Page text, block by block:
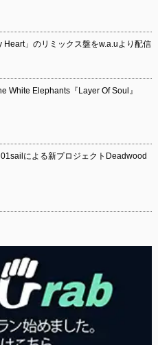
」のリミックス盤をw.a.uより配信
White Elephants『Layer Of Soul』
による新プロジェクトDeadwood